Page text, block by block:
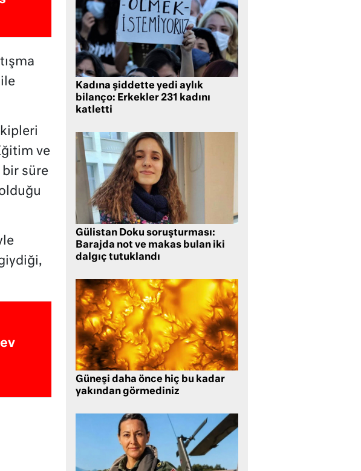
ve
bir süre
Kadına şiddette yedi aylık
bilanço: Erkekler 231 kadını
katletti
Gülistan Doku soruşturması:
Barajda not ve makas bulan iki
dalgıç tutuklandı
Güneşi daha önce hiç bu kadar
yakından görmediniz